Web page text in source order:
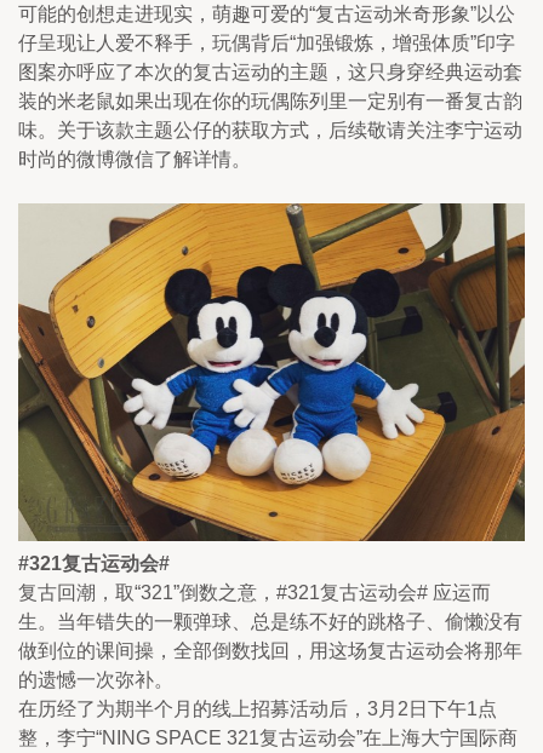
可能的创想走进现实，萌趣可爱的“复古运动米奇形象”以公
仔呈现让人爱不释手，玩偶背后“加强锻炼，增强体质”印字
图案亦呼应了本次的复古运动的主题，这只身穿经典运动套
装的米老鼠如果出现在你的玩偶陈列里一定别有一番复古韵
味。关于该款主题公仔的获取方式，后续敬请关注李宁运动
时尚的微博微信了解详情。
#321复古运动会#
复古回潮，取“321”倒数之意，#321复古运动会# 应运而
生。当年错失的一颗弹球、总是练不好的跳格子、偷懒没有
做到位的课间操，全部倒数找回，用这场复古运动会将那年
的遗憾一次弥补。
在历经了为期半个月的线上招募活动后，3月2日下午1点
整，李宁“NING SPACE 321复古运动会”在上海大宁国际商